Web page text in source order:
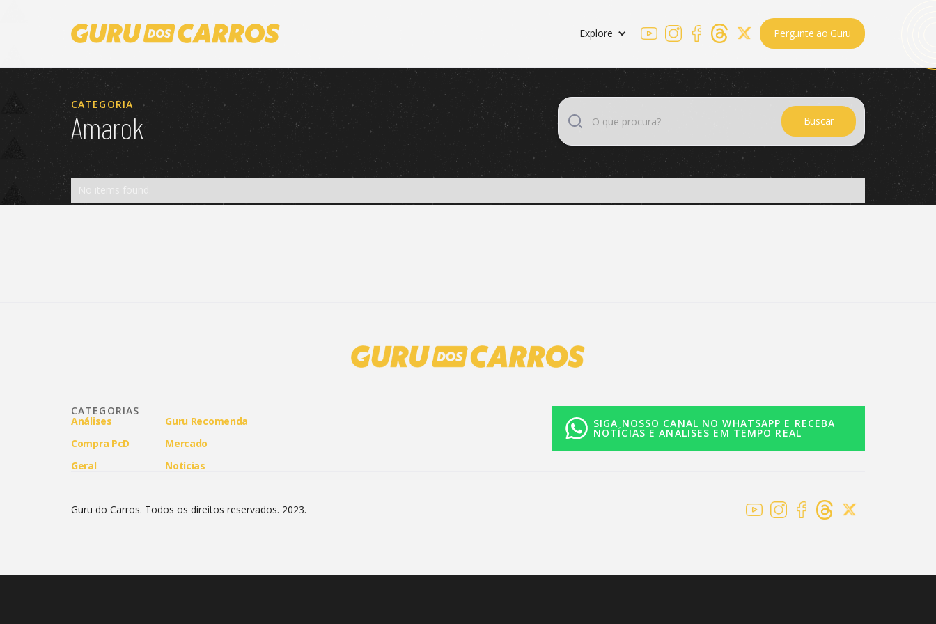
Explore Pergunte ao Guru
CATEGORIA
Amarok
CATEGORIAS
Análises
Compra PcD
Geral
Guru Recomenda
Mercado
Notícias
SIGA NOSSO CANAL NO WHATSAPP E RECEBA
NOTÍCIAS E ANÁLISES EM TEMPO REAL
Guru do Carros. Todos os direitos reservados. 2023.